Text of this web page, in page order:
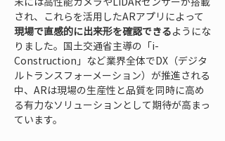
され、これらを活用したARアプリによって
現場で直感的に出来形を確認できるようにな
りました。国土交通省主導の「i-
Construction」など業界全体でDX（デジタ
ルトランスフォーメーション）が推進される
中、ARは現場の生産性と品質を同時に高め
る有力なソリューションとして期待が高まっ
ています。